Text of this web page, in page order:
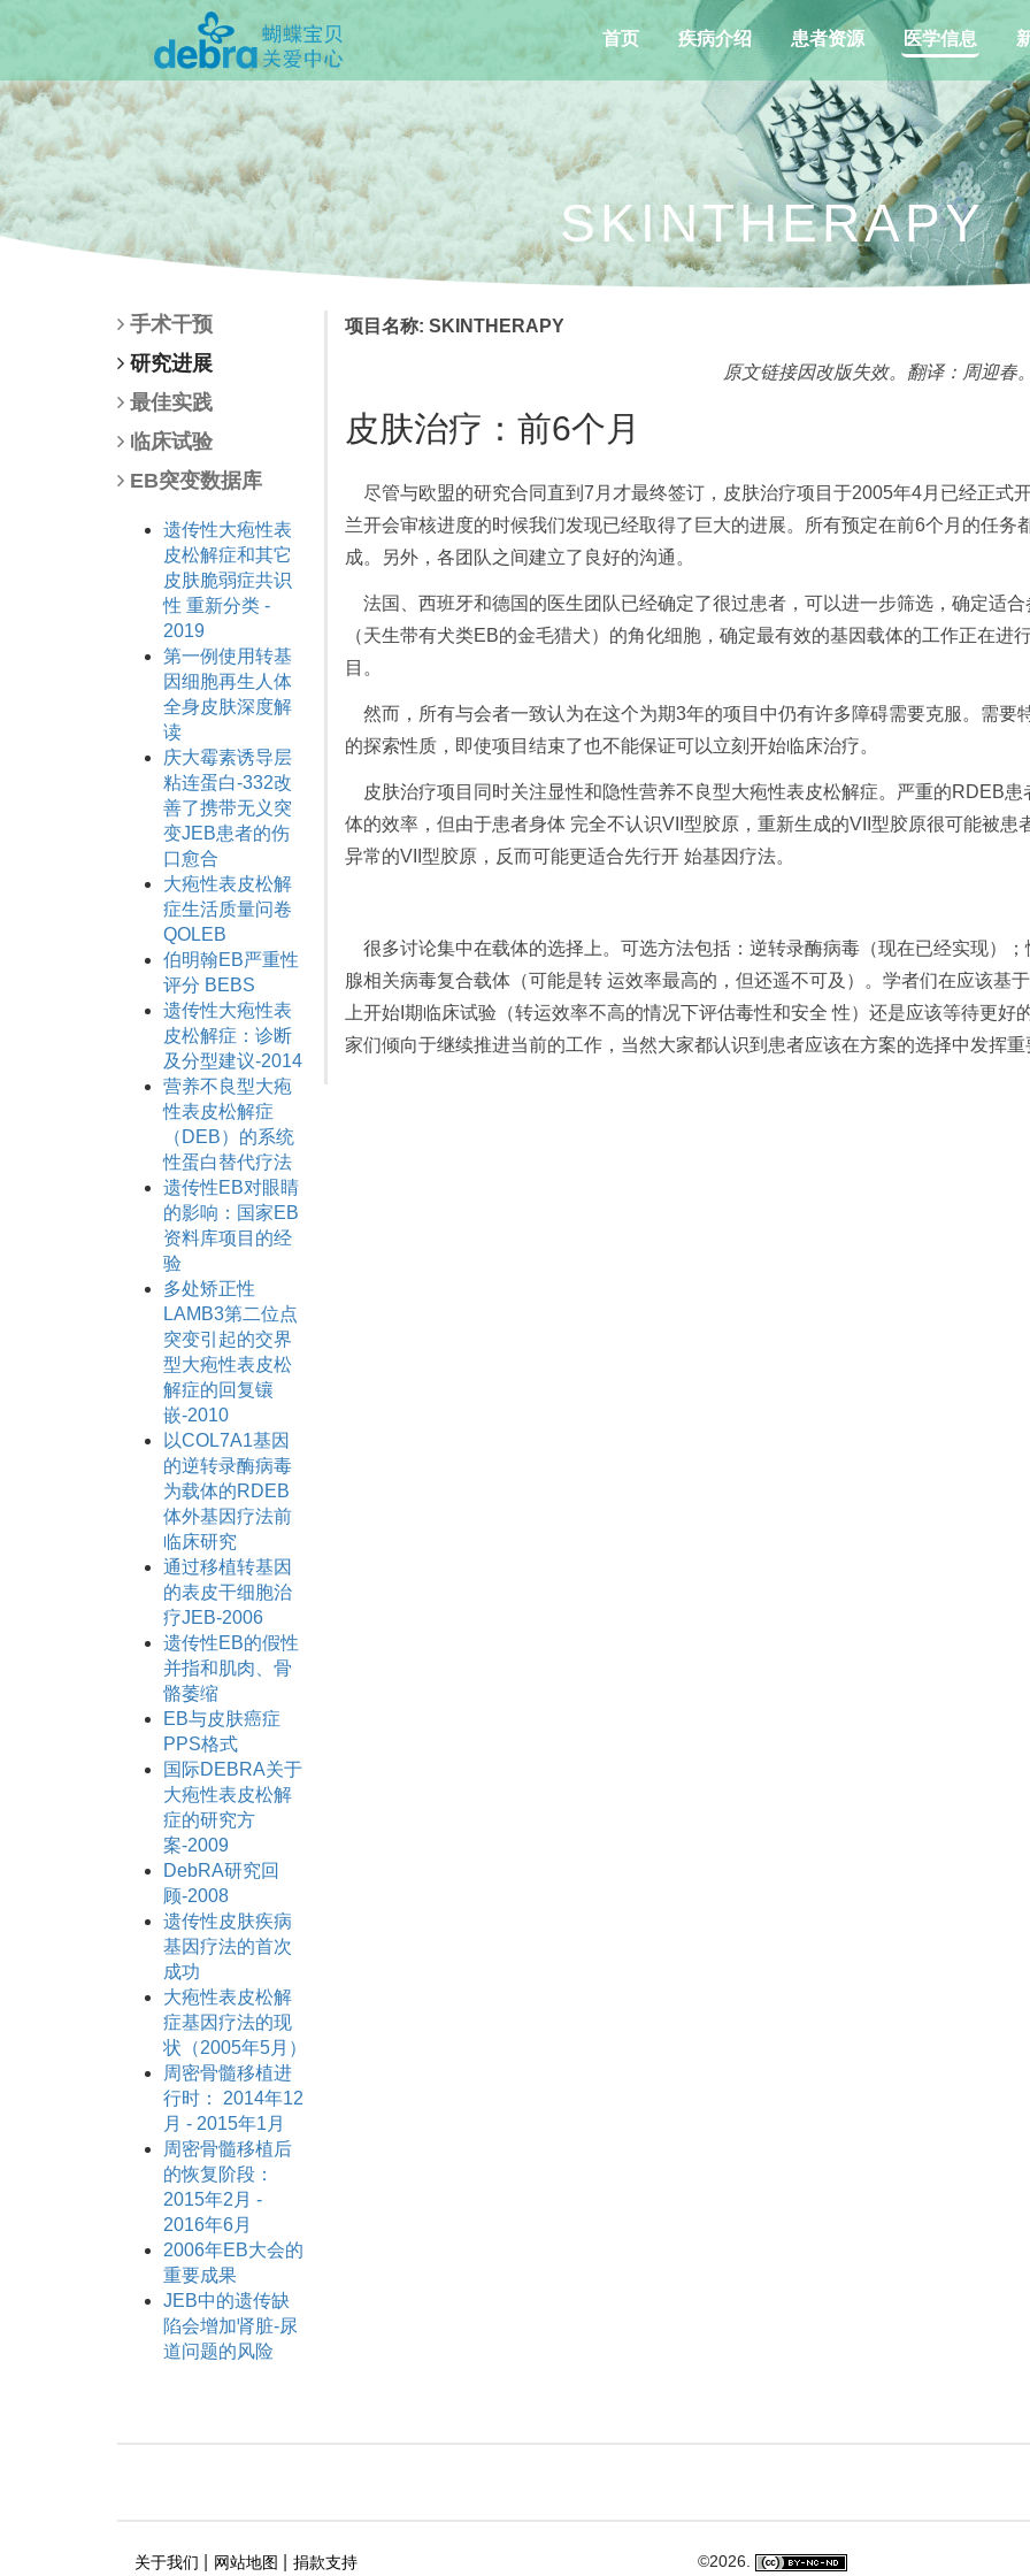
首页 疾病介绍 患者资源 医学信息
SKINTHERAPY
手术干预
研究进展
最佳实践
临床试验
EB突变数据库
遗传性大疱性表
皮松解症和其它
皮肤脆弱症共识
性 重新分类 -
2019
第一例使用转基
因细胞再生人体
全身皮肤深度解
读
庆大霉素诱导层
粘连蛋白-332改
善了携带无义突
变JEB患者的伤
口愈合
大疱性表皮松解
症生活质量问卷
QOLEB
伯明翰EB严重性
评分 BEBS
遗传性大疱性表
皮松解症：诊断
及分型建议-2014
营养不良型大疱
性表皮松解症
（DEB）的系统
性蛋白替代疗法
遗传性EB对眼睛
的影响：国家EB
资料库项目的经
验
多处矫正性
LAMB3第二位点
突变引起的交界
型大疱性表皮松
解症的回复镶
嵌-2010
以COL7A1基因
的逆转录酶病毒
为载体的RDEB
体外基因疗法前
临床研究
通过移植转基因
的表皮干细胞治
疗JEB-2006
遗传性EB的假性
并指和肌肉、骨
骼萎缩
EB与皮肤癌症
PPS格式
国际DEBRA关于
大疱性表皮松解
症的研究方
案-2009
DebRA研究回
顾-2008
遗传性皮肤疾病
基因疗法的首次
成功
大疱性表皮松解
症基因疗法的现
状（2005年5月）
周密骨髓移植进
行时： 2014年12
月 - 2015年1月
周密骨髓移植后
的恢复阶段：
2015年2月 -
2016年6月
2006年EB大会的
重要成果
JEB中的遗传缺
陷会增加肾脏-尿
道问题的风险
项目名称: SKINTHERAPY
原文链接因改版失效。翻译：周迎春
皮肤治疗：前6个月
尽管与欧盟的研究合同直到7月才最终签订，皮肤治疗项目于2005年4月已经正式
兰开会审核进度的时候我们发现已经取得了巨大的进展。所有预定在前6个月的任务
成。另外，各团队之间建立了良好的沟通。
法国、西班牙和德国的医生团队已经确定了很过患者，可以进一步筛选，确定适
（天生带有犬类EB的金毛猎犬）的角化细胞，确定最有效的基因载体的工作正在
目。
然而，所有与会者一致认为在这个为期3年的项目中仍有许多障碍需要克服。需要
的探索性质，即使项目结束了也不能保证可以立刻开始临床治疗。
皮肤治疗项目同时关注显性和隐性营养不良型大疱性表皮松解症。严重的RDEB
体的效率，但由于患者身体 完全不认识VII型胶原，重新生成的VII型胶原很可能被
异常的VII型胶原，反而可能更适合先行开 始基因疗法。
很多讨论集中在载体的选择上。可选方法包括：逆转录酶病毒（现在已经实现）
腺相关病毒复合载体（可能是转 运效率最高的，但还遥不可及）。学者们在应该基
上开始I期临床试验（转运效率不高的情况下评估毒性和安全 性）还是应该等待更
家们倾向于继续推进当前的工作，当然大家都认识到患者应该在方案的选择中发挥重
关于我们 网站地图 捐款支持
©2026.